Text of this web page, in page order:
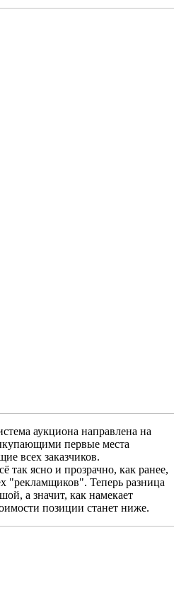
аукциона направлена на
первые места
всех заказчиков.
так ясно и прозрачно, как ранее,
"рекламщиков". Теперь разница
а значит, как намекает
позиции станет ниже.